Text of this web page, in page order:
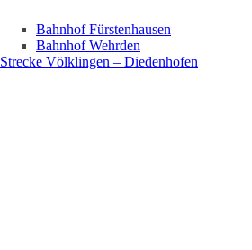
Bahnhof Fürstenhausen
Bahnhof Wehrden
Strecke Völklingen – Diedenhofen